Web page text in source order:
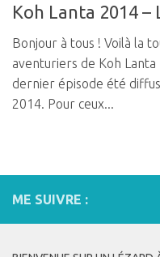
Koh Lanta 2014 –
Bonjour à tous ! Voilà la
aventuriers de Koh Lanta
dernier épisode été
2014. Pour ceux...
ME SUIVRE :